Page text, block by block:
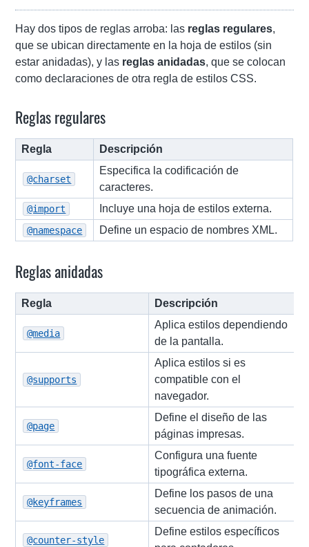
Hay dos tipos de reglas arroba: las reglas regulares,
que se ubican directamente en la hoja de estilos (sin
estar anidadas), y las reglas anidadas, que se colocan
como declaraciones de otra regla de estilos CSS.
Reglas regulares
Regla Descripción
@charset
Especifica la codificación de
caracteres.
@import Incluye una hoja de estilos externa.
@namespace Define un espacio de nombres XML.
Reglas anidadas
Regla Descripción
@media
Aplica estilos dependiendo
de la pantalla.
@supports
Aplica estilos si es
compatible con el
navegador.
@page
Define el diseño de las
páginas impresas.
@font-face
Configura una fuente
tipográfica externa.
@keyframes
Define los pasos de una
secuencia de animación.
@counter-style
Define estilos específicos